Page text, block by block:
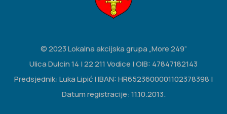
© 2023 Lokalna akcijska grupa „More 249“
Ulica Dulcin 14 | 22 211 Vodice | OIB: 47847182143
Predsjednik: Luka Lipić | IBAN: HR6523600001102378398 |
Datum registracije: 11.10.2013.